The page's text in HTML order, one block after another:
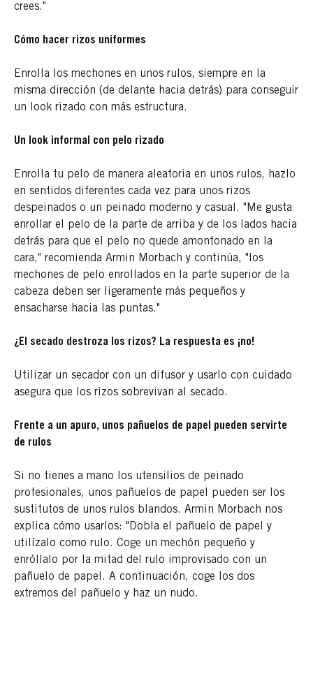
crees."
Cómo hacer rizos uniformes
Enrolla los mechones en unos rulos, siempre en la
misma dirección (de delante hacia detrás) para conseguir
un look rizado con más estructura.
Un look informal con pelo rizado
Enrolla tu pelo de manera aleatoria en unos rulos, hazlo
en sentidos diferentes cada vez para unos rizos
despeinados o un peinado moderno y casual. "Me gusta
enrollar el pelo de la parte de arriba y de los lados hacia
detrás para que el pelo no quede amontonado en la
cara," recomienda Armin Morbach y continúa, "los
mechones de pelo enrollados en la parte superior de la
cabeza deben ser ligeramente más pequeños y
ensacharse hacia las puntas."
¿El secado destroza los rizos? La respuesta es ¡no!
Utilizar un secador con un difusor y usarlo con cuidado
asegura que los rizos sobrevivan al secado.
Frente a un apuro, unos pañuelos de papel pueden servirte
de rulos
Si no tienes a mano los utensilios de peinado
profesionales, unos pañuelos de papel pueden ser los
sustitutos de unos rulos blandos. Armin Morbach nos
explica cómo usarlos: "Dobla el pañuelo de papel y
utilízalo como rulo. Coge un mechón pequeño y
enróllalo por la mitad del rulo improvisado con un
pañuelo de papel. A continuación, coge los dos
extremos del pañuelo y haz un nudo.